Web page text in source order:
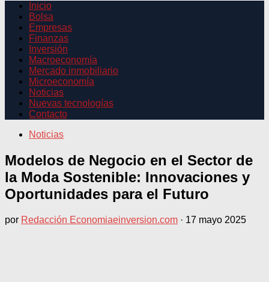
Inicio
Bolsa
Empresas
Finanzas
Inversión
Macroeconomía
Mercado inmobiliario
Microeconomía
Noticias
Nuevas tecnologías
Contacto
Noticias
Modelos de Negocio en el Sector de
la Moda Sostenible: Innovaciones y
Oportunidades para el Futuro
por Redacción Economiaeinversion.com · 17 mayo 2025